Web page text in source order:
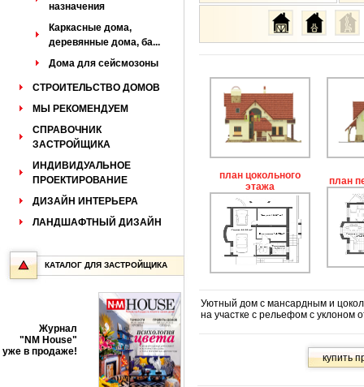
назначения
Каркасные дома,
деревянные дома, ба...
Дома для сейсмозоны
СТРОИТЕЛЬСТВО ДОМОВ
МЫ РЕКОМЕНДУЕМ
СПРАВОЧНИК
ЗАСТРОЙЩИКА
ИНДИВИДУАЛЬНОЕ
ПРОЕКТИРОВАНИЕ
ДИЗАЙН ИНТЕРЬЕРА
ЛАНДШАФТНЫЙ ДИЗАЙН
КАТАЛОГ ДЛЯ ЗАСТРОЙЩИКА
Журнал
"NM House"
уже в продаже!
план цокольного
этажа
план
Уютный дом с мансардным и
на участке с рельефом с уклоном